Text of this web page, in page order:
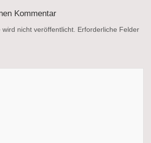
Kommentar
nicht veröffentlicht. Erforderliche Felder